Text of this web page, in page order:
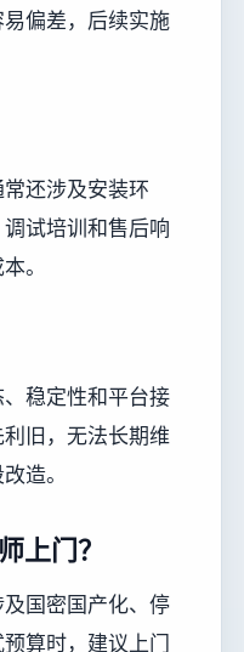
偏差，后续实施
还涉及安装环
试培训和售后响
。
稳定性和平台接
旧，无法长期维
造。
上门？
国密国产化、停
算时，建议上门